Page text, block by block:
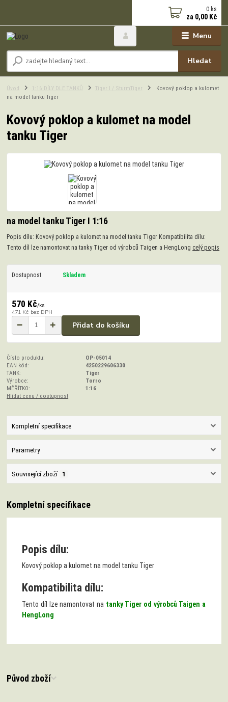
Menu
Hledat
0 ks
za 0,00 Kč
Úvod 1:16 DÍLY DLE TANKŮ Tiger I / SturmTiger
Kovový poklop a kulomet
na model tanku Tiger
Kovový poklop a kulomet na model
tanku Tiger
na model tanku Tiger I 1:16
Popis dílu: Kovový poklop a kulomet na model tanku Tiger Kompatibilita dílu:
Tento díl lze namontovat na tanky Tiger od výrobců Taigen a HengLong celý popis
Dostupnost Skladem
570 Kč/ks
471 Kč bez DPH
Přidat do košíku
Číslo produktu:
OP-05014
EAN kód:
4250229606330
TANK:
Tiger
Výrobce:
Torro
MĚŘÍTKO:
1:16
Hlídat cenu / dostupnost
Kompletní specifikace
Parametry
Související zboží 1
Kompletní specifikace
Popis dílu:
Kovový poklop a kulomet na model tanku Tiger
Kompatibilita dílu:
Tento díl lze namontovat na tanky Tiger od výrobců Taigen a
HengLong
Původ zboží